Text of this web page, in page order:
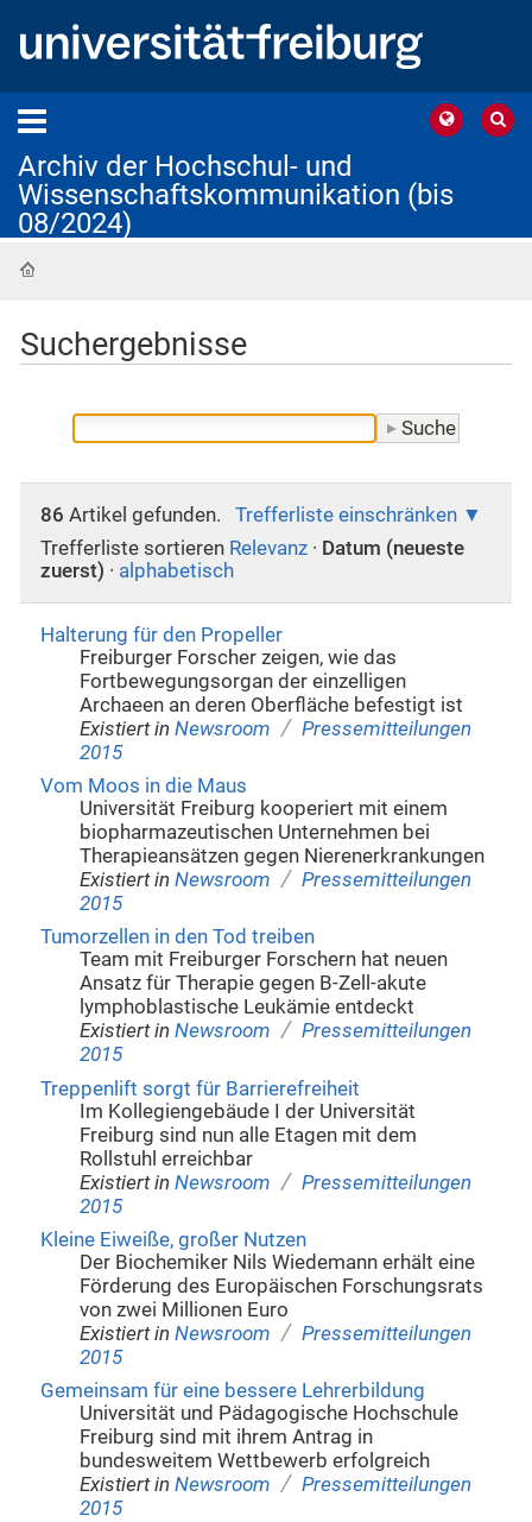
Archiv der Hochschul- und
Wissenschaftskommunikation (bis
08/2024)
Suchergebnisse
86 Artikel gefunden.
Trefferliste einschränken
Trefferliste sortieren Relevanz · Datum (neueste
zuerst) · alphabetisch
Halterung für den Propeller
Freiburger Forscher zeigen, wie das
Fortbewegungsorgan der einzelligen
Archaeen an deren Oberfläche befestigt ist
Existiert in Newsroom / Pressemitteilungen
2015
Vom Moos in die Maus
Universität Freiburg kooperiert mit einem
biopharmazeutischen Unternehmen bei
Therapieansätzen gegen Nierenerkrankungen
Existiert in Newsroom / Pressemitteilungen
2015
Tumorzellen in den Tod treiben
Team mit Freiburger Forschern hat neuen
Ansatz für Therapie gegen B-Zell-akute
lymphoblastische Leukämie entdeckt
Existiert in Newsroom / Pressemitteilungen
2015
Treppenlift sorgt für Barrierefreiheit
Im Kollegiengebäude I der Universität
Freiburg sind nun alle Etagen mit dem
Rollstuhl erreichbar
Existiert in Newsroom / Pressemitteilungen
2015
Kleine Eiweiße, großer Nutzen
Der Biochemiker Nils Wiedemann erhält eine
Förderung des Europäischen Forschungsrats
von zwei Millionen Euro
Existiert in Newsroom / Pressemitteilungen
2015
Gemeinsam für eine bessere Lehrerbildung
Universität und Pädagogische Hochschule
Freiburg sind mit ihrem Antrag in
bundesweitem Wettbewerb erfolgreich
Existiert in Newsroom / Pressemitteilungen
2015